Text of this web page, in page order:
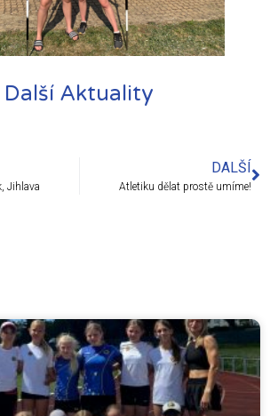
Další Aktuality
Jihlava
DALŠÍ
Atletiku dělat prostě umíme!